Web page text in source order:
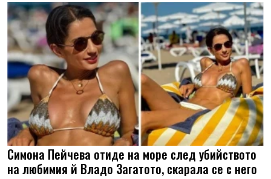
Симона Пейчева отиде на море след убийството
на любимия й Владо Загатото, скарала се с него